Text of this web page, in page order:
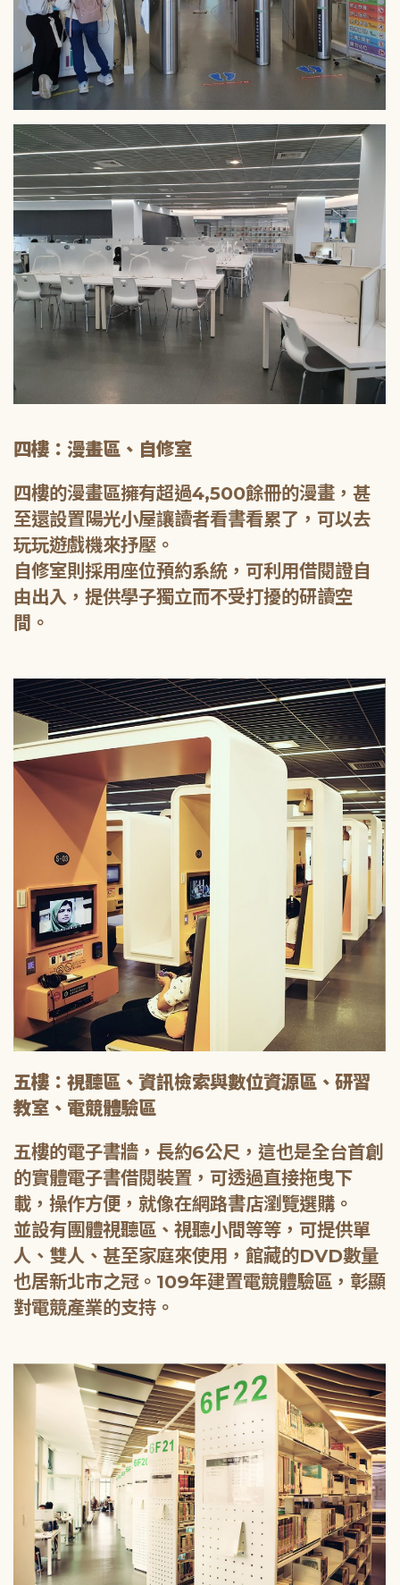
四樓：漫畫區、自修室
四樓的漫畫區擁有超過4,500餘冊的漫畫，甚
至還設置陽光小屋讓讀者看書看累了，可以去
玩玩遊戲機來抒壓。
自修室則採用座位預約系統，可利用借閱證自
由出入，提供學子獨立而不受打擾的研讀空
間。
五樓：視聽區、資訊檢索與數位資源區、研習
教室、電競體驗區
五樓的電子書牆，長約6公尺，這也是全台首創
的實體電子書借閱裝置，可透過直接拖曳下
載，操作方便，就像在網路書店瀏覽選購。
並設有團體視聽區、視聽小間等等，可提供單
人、雙人、甚至家庭來使用，館藏的DVD數量
也居新北市之冠。109年建置電競體驗區，彰顯
對電競產業的支持。